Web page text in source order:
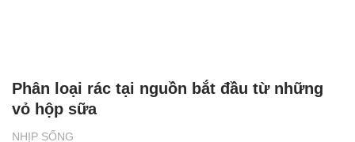
NHỊP SỐNG
Phân loại rác tại nguồn bắt đầu từ những
vỏ hộp sữa